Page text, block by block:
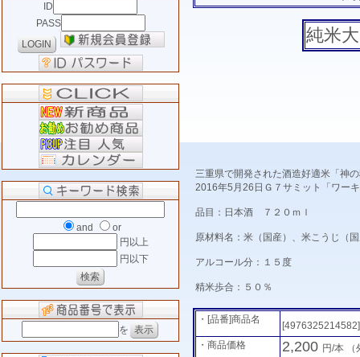
ID
PASS
and
or
円以上
円以下
を
純米
三重県で開発された酒造好適米「神
2016年5月26日Ｇ７サミット「ワー
品目：日本酒 ７２０ｍｌ
原材料名：米（国産）、米こうじ（
アルコール分：１５度
精米歩合：５０％
・[品番]商品名
・商品価格
2,200 円/本